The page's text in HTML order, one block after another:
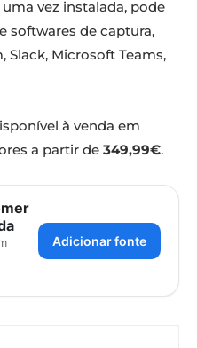
vez instalada, pode
softwares de captura,
Slack, Microsoft Teams,
à venda em
a partir de 349,99€.
Adicionar fonte